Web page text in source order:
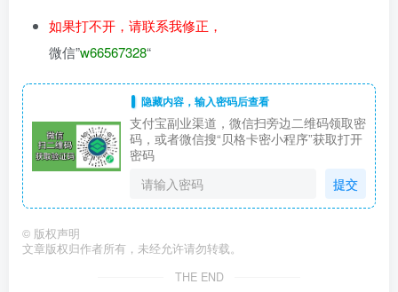
如果打不开，请联系我修正，
微信”w66567328“
隐藏内容，输入密码后查看
支付宝副业渠道，微信扫旁边二维码领取密
码，或者微信搜“贝格卡密小程序”获取打开
密码
提交
© 版权声明
文章版权归作者所有，未经允许请勿转载。
THE END